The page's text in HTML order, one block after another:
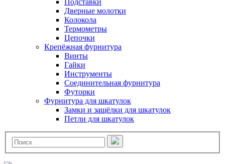
Дверные молотки
Колокола
Термометры
Цепочки
Крепёжная фурнитура
Винты
Гайки
Инструменты
Соединительная фурнитура
Футорки
Фурнитура для шкатулок
Замки и защёлки для шкатулок
Петли для шкатулок